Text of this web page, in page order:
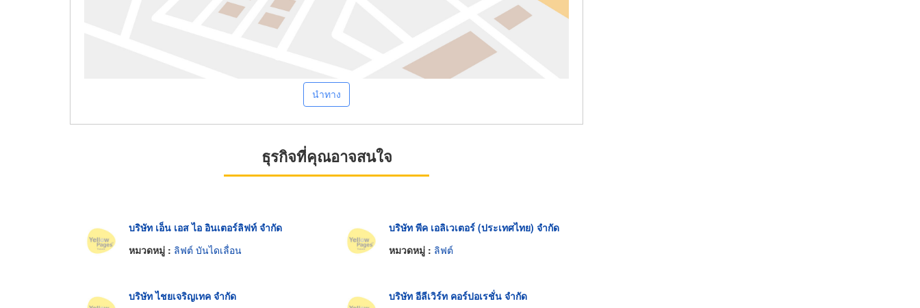
นำทาง
ธุรกิจที่คุณอาจสนใจ
บริษัท เอ็น เอส ไอ อินเตอร์ลิฟท์ จำกัด
หมวดหมู่ : ลิฟต์ บันไดเลื่อน
บริษัท พีค เอลิเวเตอร์ (ประเทศไทย) จำกัด
หมวดหมู่ : ลิฟต์
บริษัท ไชยเจริญเทค จำกัด
บริษัท อีลีเวิร์ท คอร์ปอเรชั่น จำกัด